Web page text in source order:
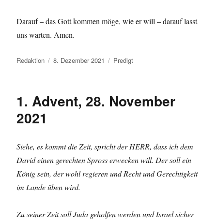
Darauf – das Gott kommen möge, wie er will – darauf lasst
uns warten. Amen.
Autor
Redaktion
Veröffentlicht
8. Dezember 2021 Kategorien
Predigt
1. Advent, 28. November
2021
Siehe, es kommt die Zeit, spricht der HERR, dass ich dem
David einen gerechten Spross erwecken will. Der soll ein
König sein, der wohl regieren und Recht und Gerechtigkeit
im Lande üben wird.
Zu seiner Zeit soll Juda geholfen werden und Israel sicher